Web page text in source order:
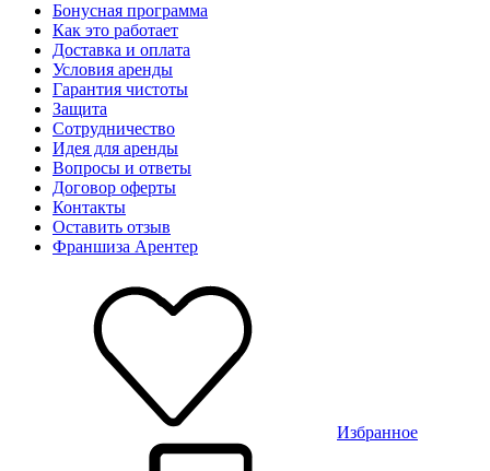
Бонусная программа
Как это работает
Доставка и оплата
Условия аренды
Гарантия чистоты
Защита
Сотрудничество
Идея для аренды
Вопросы и ответы
Договор оферты
Контакты
Оставить отзыв
Франшиза Арентер
Избранное